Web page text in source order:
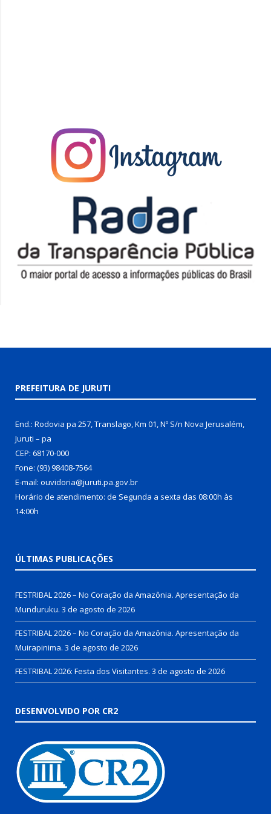
PREFEITURA DE JURUTI
End.: Rodovia pa 257, Translago, Km 01, Nº S/n Nova Jerusalém,
Juruti – pa
CEP: 68170-000
Fone: (93) 98408-7564
E-mail: ouvidoria@juruti.pa.gov.br
Horário de atendimento: de Segunda a sexta das 08:00h às
14:00h
ÚLTIMAS PUBLICAÇÕES
FESTRIBAL 2026 – No Coração da Amazônia. Apresentação da
Munduruku. 3 de agosto de 2026
FESTRIBAL 2026 – No Coração da Amazônia. Apresentação da
Muirapinima. 3 de agosto de 2026
FESTRIBAL 2026: Festa dos Visitantes. 3 de agosto de 2026
DESENVOLVIDO POR CR2